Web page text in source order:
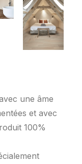
une âme
et avec
100%